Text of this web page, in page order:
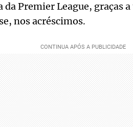
da Premier League, graças
nos acréscimos.